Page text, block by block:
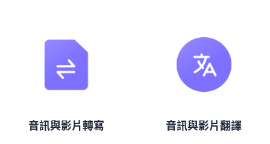
音訊與影片轉寫 音訊與影片翻譯